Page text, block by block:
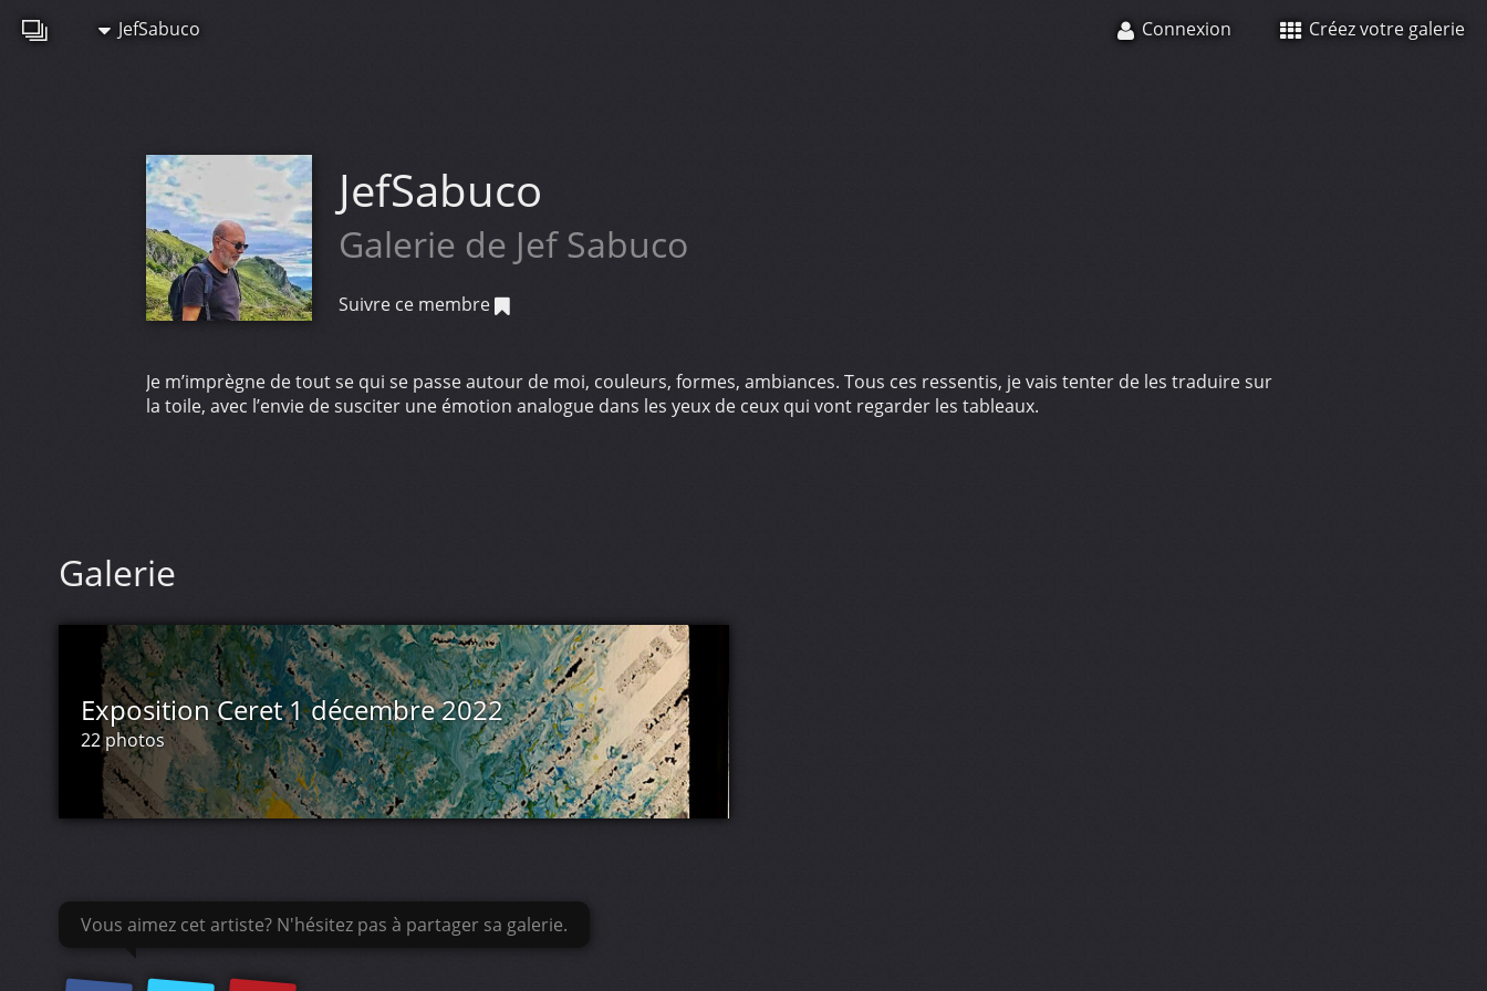
JefSabuco Connexion Créez votre galerie
JefSabuco
Galerie de Jef Sabuco
Suivre ce membre
Je m’imprègne de tout se qui se passe autour de moi, couleurs, formes, ambiances. Tous ces ressentis, je vais tenter de les traduire sur
la toile, avec l’envie de susciter une émotion analogue dans les yeux de ceux qui vont regarder les tableaux.
Galerie
Exposition Ceret 1 décembre 2022
22 photos
Vous aimez cet artiste? N'hésitez pas à partager sa galerie.